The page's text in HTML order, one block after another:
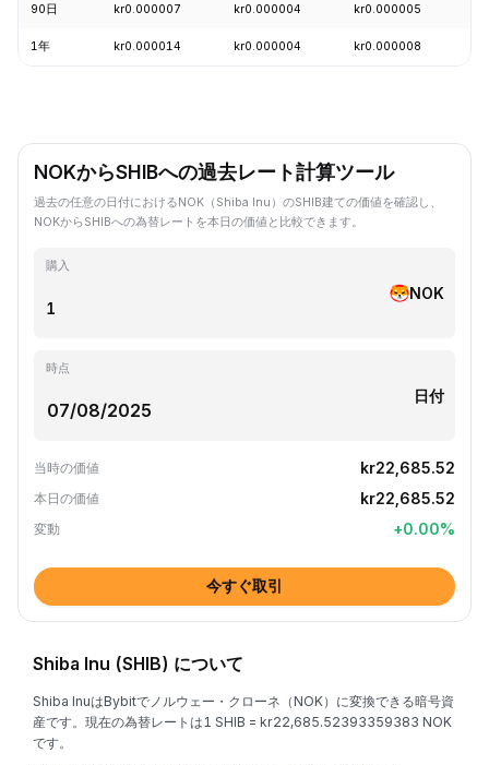
90日 kr0.000007 kr0.000004 kr0.000005
1年 kr0.000014 kr0.000004 kr0.000008
NOKからSHIBへの過去レート計算ツール
過去の任意の日付におけるNOK（Shiba Inu）のSHIB建ての価値を確認し、
NOKからSHIBへの為替レートを本日の価値と比較できます。
購入
NOK
時点
日付
当時の価値 kr22,685.52
本日の価値 kr22,685.52
変動 +0.00%
今すぐ取引
Shiba Inu (SHIB) について
Shiba InuはBybitでノルウェー・クローネ（NOK）に変換できる暗号資
産です。現在の為替レートは1 SHIB = kr22,685.52393359383 NOK
です。